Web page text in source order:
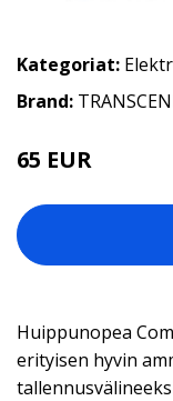
Kategoriat:
Brand:
65 EUR
Huippunopea
erityisen hyvin